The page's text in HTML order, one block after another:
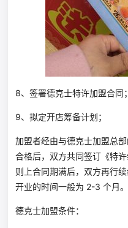
8、签署德克士特许加盟合同
9、拟定开店筹备计划；
加盟者经由与德克士加盟总
合格后，双方共同签订《特
则上合同期满后，双方再行
开业的时间一般为 2-3 个月。
德克士加盟条件：